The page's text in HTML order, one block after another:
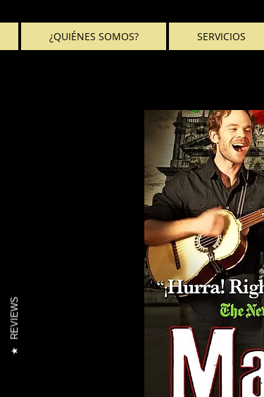
¿QUIÉNES SOMOS? SERVICIOS
★
REVIEWS